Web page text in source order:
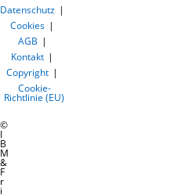
Datenschutz
Cookies
AGB
Kontakt
Copyright
Cookie-
Richtlinie (EU)
©
I
B
M
&
F
r
i